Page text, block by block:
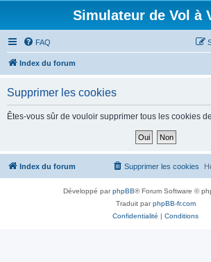
Simulateur de Vol à
FAQ
Index du forum
Supprimer les cookies
Êtes-vous sûr de vouloir supprimer tous les cookies
Index du forum Supprimer les cookies
Développé parphpBB® Forum Software ©
Traduit parphpBB-fr.com
Confidentialité | Conditions